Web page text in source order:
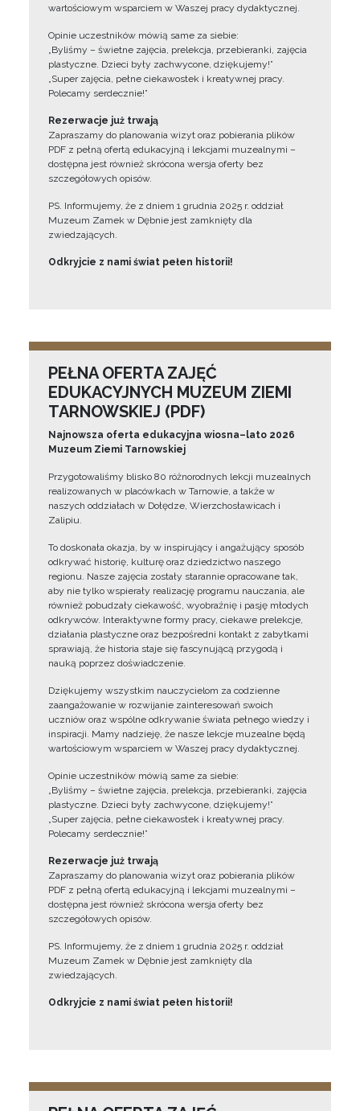
wartościowym wsparciem w Waszej pracy dydaktycznej.
Opinie uczestników mówią same za siebie:
„Byliśmy – świetne zajęcia, prelekcja, przebieranki, zajęcia
plastyczne. Dzieci były zachwycone, dziękujemy!”
„Super zajęcia, pełne ciekawostek i kreatywnej pracy.
Polecamy serdecznie!”
Rezerwacje już trwają
Zapraszamy do planowania wizyt oraz pobierania plików
PDF z pełną ofertą edukacyjną i lekcjami muzealnymi –
dostępna jest również skrócona wersja oferty bez
szczegółowych opisów.
PS. Informujemy, że z dniem 1 grudnia 2025 r. oddział
Muzeum Zamek w Dębnie jest zamknięty dla
zwiedzających.
Odkryjcie z nami świat pełen historii!
PEŁNA OFERTA ZAJĘĆ
EDUKACYJNYCH MUZEUM ZIEMI
TARNOWSKIEJ (PDF)
Najnowsza oferta edukacyjna wiosna–lato 2026
Muzeum Ziemi Tarnowskiej
Przygotowaliśmy blisko 80 różnorodnych lekcji muzealnych
realizowanych w placówkach w Tarnowie, a także w
naszych oddziałach w Dołędze, Wierzchosławicach i
Zalipiu.
To doskonała okazja, by w inspirujący i angażujący sposób
odkrywać historię, kulturę oraz dziedzictwo naszego
regionu. Nasze zajęcia zostały starannie opracowane tak,
aby nie tylko wspierały realizację programu nauczania, ale
również pobudzały ciekawość, wyobraźnię i pasję młodych
odkrywców. Interaktywne formy pracy, ciekawe prelekcje,
działania plastyczne oraz bezpośredni kontakt z zabytkami
sprawiają, że historia staje się fascynującą przygodą i
nauką poprzez doświadczenie.
Dziękujemy wszystkim nauczycielom za codzienne
zaangażowanie w rozwijanie zainteresowań swoich
uczniów oraz wspólne odkrywanie świata pełnego wiedzy i
inspiracji. Mamy nadzieję, że nasze lekcje muzealne będą
wartościowym wsparciem w Waszej pracy dydaktycznej.
Opinie uczestników mówią same za siebie:
„Byliśmy – świetne zajęcia, prelekcja, przebieranki, zajęcia
plastyczne. Dzieci były zachwycone, dziękujemy!”
„Super zajęcia, pełne ciekawostek i kreatywnej pracy.
Polecamy serdecznie!”
Rezerwacje już trwają
Zapraszamy do planowania wizyt oraz pobierania plików
PDF z pełną ofertą edukacyjną i lekcjami muzealnymi –
dostępna jest również skrócona wersja oferty bez
szczegółowych opisów.
PS. Informujemy, że z dniem 1 grudnia 2025 r. oddział
Muzeum Zamek w Dębnie jest zamknięty dla
zwiedzających.
Odkryjcie z nami świat pełen historii!